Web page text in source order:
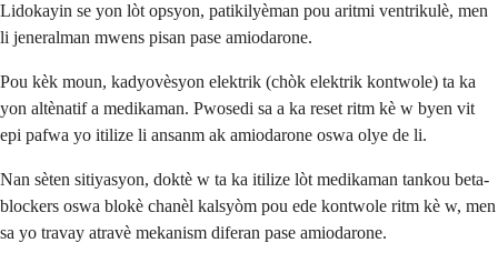
Lidokayin se yon lòt opsyon, patikilyèman pou aritmi ventrikulè, men
li jeneralman mwens pisan pase amiodarone.
Pou kèk moun, kadyovèsyon elektrik (chòk elektrik kontwole) ta ka
yon altènatif a medikaman. Pwosedi sa a ka reset ritm kè w byen vit
epi pafwa yo itilize li ansanm ak amiodarone oswa olye de li.
Nan sèten sitiyasyon, doktè w ta ka itilize lòt medikaman tankou beta-
blockers oswa blokè chanèl kalsyòm pou ede kontwole ritm kè w, men
sa yo travay atravè mekanism diferan pase amiodarone.